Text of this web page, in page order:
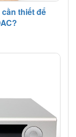
thiết để